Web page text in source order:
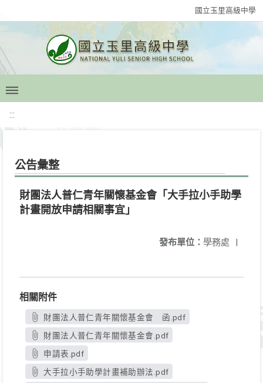
國立玉里高級中學
:::
公告彙整
財團法人普仁青年關懷基金會「大手拉小手助學
計畫開放申請相關事宜」
發布單位： 學務處 |
相關附件
財團法人普仁青年關懷基金會 函.pdf
財團法人普仁青年關懷基金會.pdf
申請表.pdf
大手拉小手助學計畫補助辦法.pdf